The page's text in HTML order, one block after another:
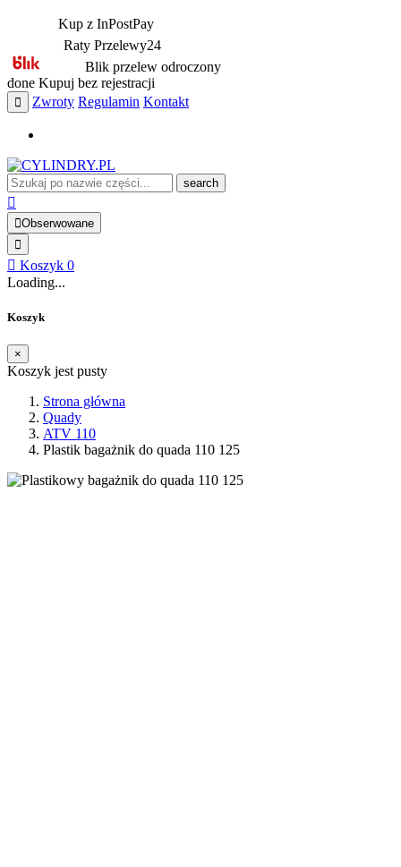
Kup z InPostPay
Raty Przelewy24
Blik przelew odroczony
done Kupuj bez rejestracji
Zwroty Regulamin Kontakt
search
Obserwowane
Koszyk 0
Loading...
Koszyk
×
Koszyk jest pusty
Strona główna
Quady
ATV 110
Plastik bagażnik do quada 110 125